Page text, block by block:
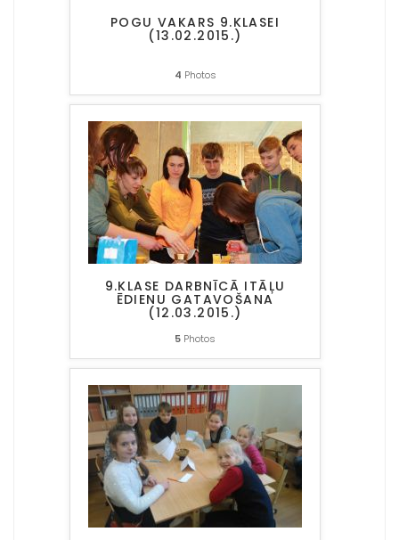
POGU VAKARS 9.KLASEI
(13.02.2015.)
4 Photos
9.KLASE DARBNĪCĀ ITĀĻU
ĒDIENU GATAVOŠANA
(12.03.2015.)
5 Photos